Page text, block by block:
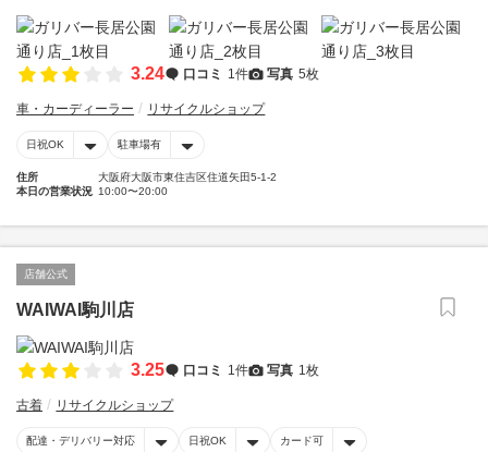
3.24 口コミ 1件 写真 5枚
車・カーディーラー リサイクルショップ
日祝OK 駐車場有
住所
大阪府大阪市東住吉区住道矢田5-1-2
本日の営業状況 10:00〜20:00
店舗公式
WAIWAI駒川店
3.25 口コミ 1件 写真 1枚
古着 リサイクルショップ
配達・デリバリー対応 日祝OK カード可